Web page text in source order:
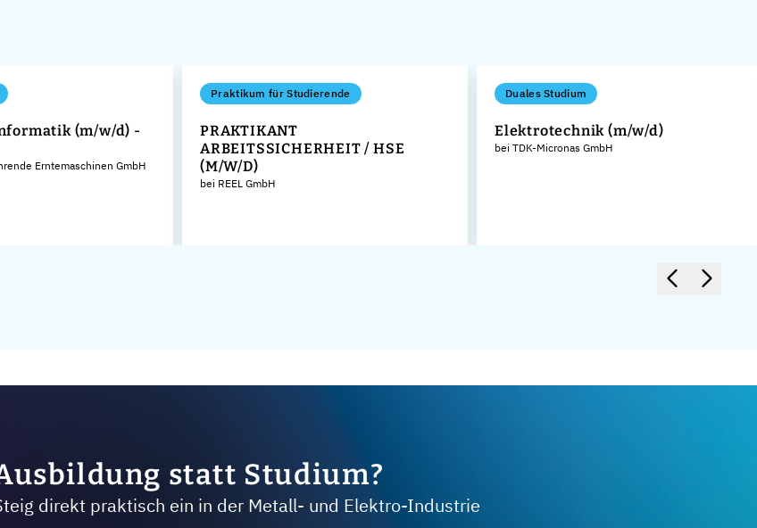
(m/w/d) -
Erntemaschinen GmbH
Praktikum für Studierende
PRAKTIKANT
ARBEITSSICHERHEIT / HSE
(M/W/D)
bei REEL GmbH
Duales Studium
Elektrotechnik (m/w/d)
bei TDK-Micronas GmbH
statt Studium?
direkt praktisch ein in der Metall- und Elektro-Industrie